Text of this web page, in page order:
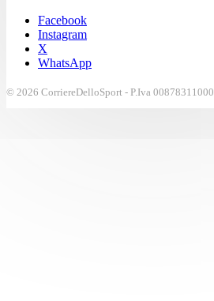
Facebook
Instagram
X
WhatsApp
© 2026 CorriereDelloSport - P.Iva 00878311000